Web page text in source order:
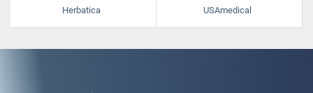
Herbatica USAmedical